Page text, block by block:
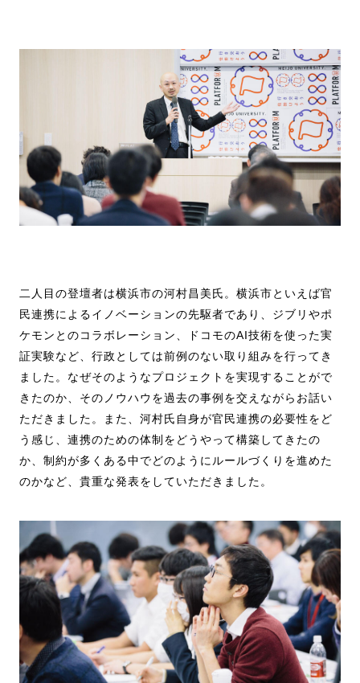
二人目の登壇者は横浜市の河村昌美氏。横浜市といえば官
民連携によるイノベーションの先駆者であり、ジブリやポ
ケモンとのコラボレーション、ドコモのAI技術を使った実
証実験など、行政としては前例のない取り組みを行ってき
ました。なぜそのようなプロジェクトを実現することがで
きたのか、そのノウハウを過去の事例を交えながらお話い
ただきました。また、河村氏自身が官民連携の必要性をど
う感じ、連携のための体制をどうやって構築してきたの
か、制約が多くある中でどのようにルールづくりを進めた
のかなど、貴重な発表をしていただきました。